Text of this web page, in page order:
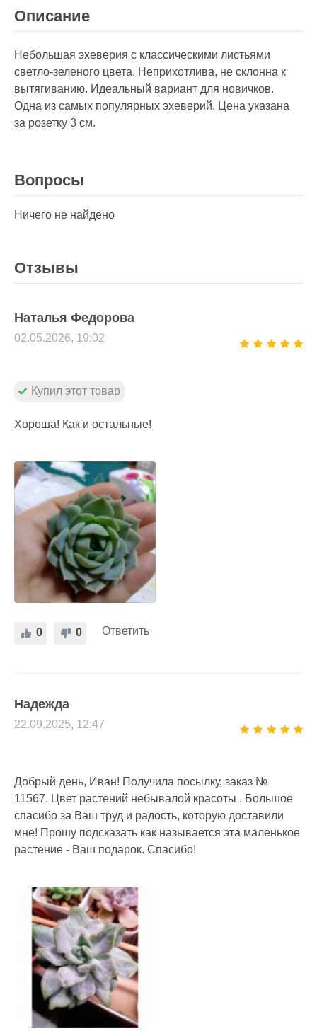
Описание
Небольшая эхеверия с классическими листьями
светло-зеленого цвета. Неприхотлива, не склонна к
вытягиванию. Идеальный вариант для новичков.
Одна из самых популярных эхеверий. Цена указана
за розетку 3 см.
Вопросы
Ничего не найдено
Отзывы
Наталья Федорова
02.05.2026, 19:02
Купил этот товар
Хороша! Как и остальные!
0
0 Ответить
Надежда
22.09.2025, 12:47
Добрый день, Иван! Получила посылку, заказ №
11567. Цвет растений небывалой красоты . Большое
спасибо за Ваш труд и радость, которую доставили
мне! Прошу подсказать как называется эта маленькое
растение - Ваш подарок. Спасибо!